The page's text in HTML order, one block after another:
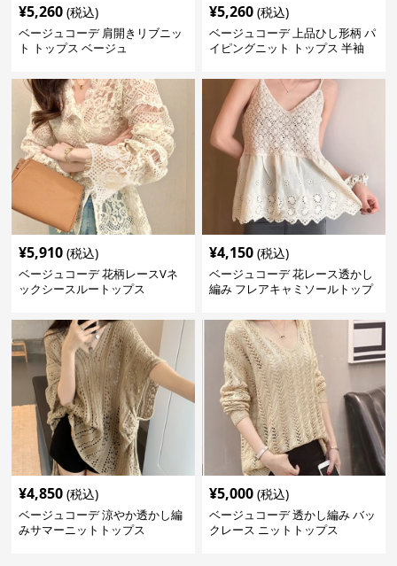
¥5,260 (税込)
ベージュコーデ 肩開きリブニッ
ト トップス ベージュ
¥5,260 (税込)
ベージュコーデ 上品ひし形柄 パ
イピングニット トップス 半袖
¥5,910 (税込)
ベージュコーデ 花柄レースVネ
ックシースルートップス
¥4,150 (税込)
ベージュコーデ 花レース透かし
編み フレアキャミソールトップ
¥4,850 (税込)
ベージュコーデ 涼やか透かし編
みサマーニットトップス
¥5,000 (税込)
ベージュコーデ 透かし編み バッ
クレース ニットトップス